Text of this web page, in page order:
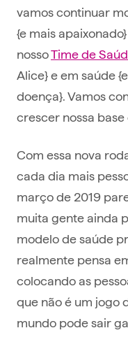
vamos continuar
{e mais
nossoTime de
Alice} e em saúde
doença}. Vamos
crescer nossa
Com essa nova
cada dia mais
março de 2019
muita gente ainda
modelo de saúde
realmente pensa
colocando as
que não é um jogo
mundo pode sair